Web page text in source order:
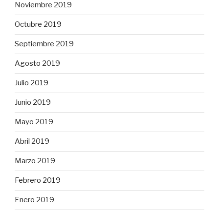
Noviembre 2019
Octubre 2019
Septiembre 2019
Agosto 2019
Julio 2019
Junio 2019
Mayo 2019
Abril 2019
Marzo 2019
Febrero 2019
Enero 2019